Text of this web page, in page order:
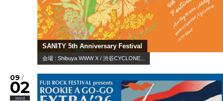
SANITY 5th Anniversary Festival
会場 : Shibuya WWW X / 渋谷CYCLONE...
09 /
02
Wed